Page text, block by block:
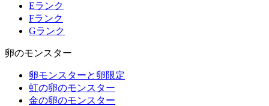
Eランク
Fランク
Gランク
卵のモンスター
卵モンスターと卵限定
虹の卵のモンスター
金の卵のモンスター